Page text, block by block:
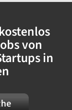
von
in